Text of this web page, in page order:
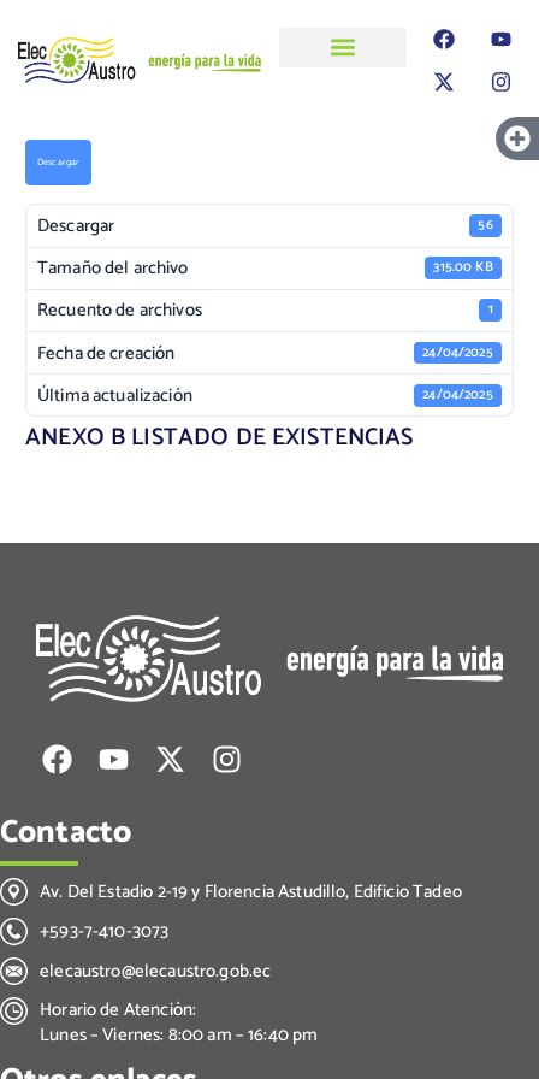
Descargar
Descargar 56
Tamaño del archivo 315.00 KB
Recuento de archivos 1
Fecha de creación 24/04/2025
Última actualización 24/04/2025
ANEXO B LISTADO DE EXISTENCIAS
Contacto
Av. Del Estadio 2-19 y Florencia Astudillo, Edificio Tadeo
+593-7-410-3073
elecaustro@elecaustro.gob.ec
Horario de Atención:
Lunes – Viernes: 8:00 am – 16:40 pm